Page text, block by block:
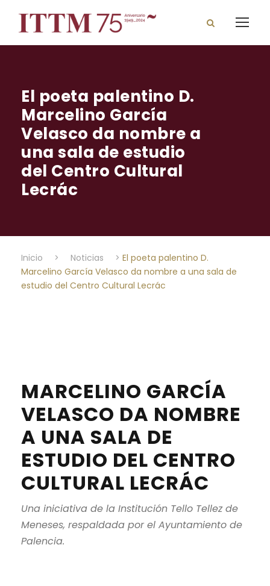
El poeta palentino D.
Marcelino García
Velasco da nombre a
una sala de estudio
del Centro Cultural
Lecrác
Inicio > Noticias > El poeta palentino D.
Marcelino García Velasco da nombre a una sala de
estudio del Centro Cultural Lecrác
MARCELINO GARCÍA
VELASCO DA NOMBRE
A UNA SALA DE
ESTUDIO DEL CENTRO
CULTURAL LECRÁC
Una iniciativa de la Institución Tello Tellez de
Meneses, respaldada por el Ayuntamiento de
Palencia.